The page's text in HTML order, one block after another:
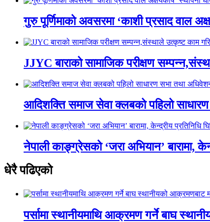
गुरु पूर्णिमाको अवसरमा ‘काशी प्रसाद वाल
JJYC बाराको सामाजिक परीक्षण
आदिशक्ति समाज सेवा क्लबको पहिलो
नेपाली काङ्ग्रेसको ‘जरा अभियान’ बारामा,
धेरै पढिएको
पर्सामा स्थानीयमाथि आक्रमण गर्ने बाघ